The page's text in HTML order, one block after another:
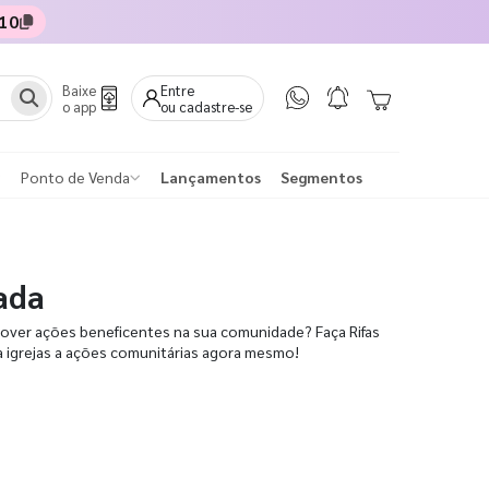
Baixe
o app
Entre
ou cadastre-se
Ponto de Venda Lançamentos Segmentos
ações beneficentes na sua comunidade? Faça Rifas
igrejas a ações comunitárias agora mesmo!